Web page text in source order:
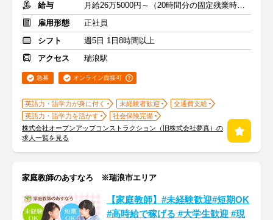
給与
月給26万5000円～（20時間分の固定残業時間代を含む）
雇用形態
正社員
シフト
週5日 1日8時間以上
アクセス
瑞浪駅
急募 オンライン面接可
英語力・語学力が身に付く 未経験者歓迎
交通費支給
英語力・語学力を活かす
社会保険完備
株式会社オープンアップコンストラクション（旧株式会社夢真）の
求人一覧を見る
家庭教師のあすなろ ※瑞浪市エリア
【家庭教師】#未経験歓迎#短期OK
#高時給で稼げる #大学生歓迎 #現